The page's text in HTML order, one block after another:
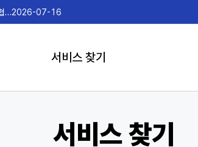
2026-07-15
서비스 찾기
서비스 찾기